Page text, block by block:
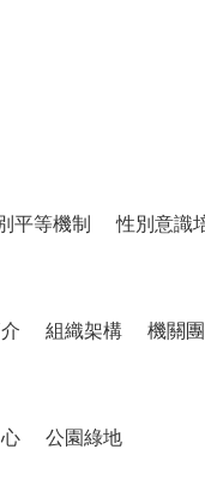
平等機制 性別意識
組織架構 機關
公園綠地